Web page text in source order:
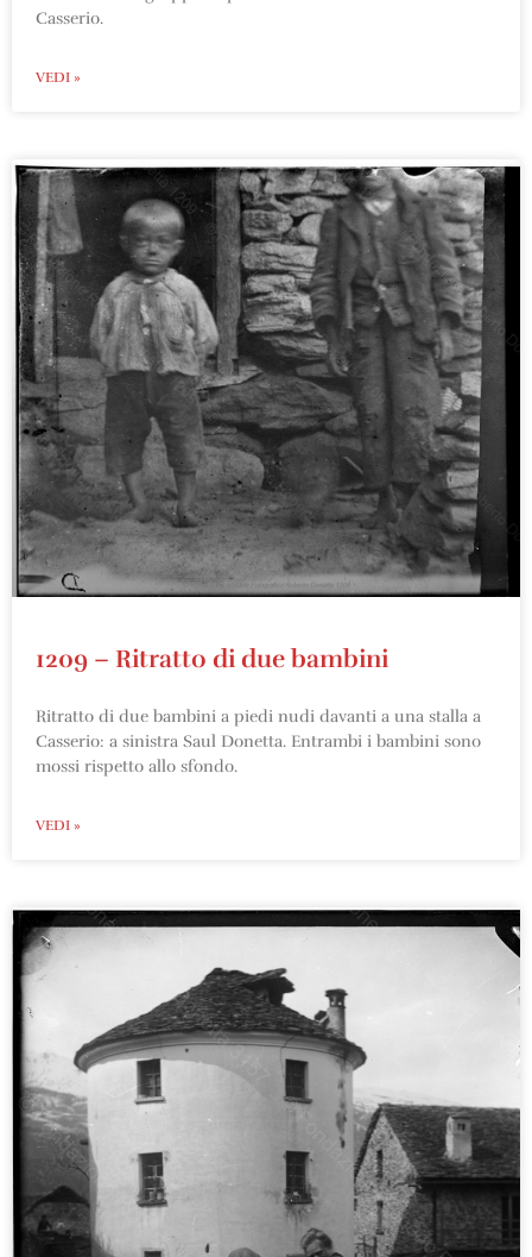
Casserio.
VEDI »
1209 – Ritratto di due bambini
Ritratto di due bambini a piedi nudi davanti a una stalla a
Casserio: a sinistra Saul Donetta. Entrambi i bambini sono
mossi rispetto allo sfondo.
VEDI »